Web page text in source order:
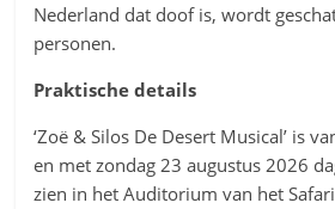
Nederland dat doof is, wordt
personen.
Praktische details
‘Zoë & Silos De Desert Musical’ is
en met zondag 23 augustus 2026
zien in het Auditorium van het